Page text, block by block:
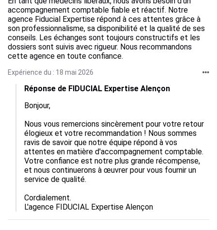
accompagnement comptable fiable et réactif. Notre
agence Fiducial Expertise répond à ces attentes grâce à
son professionnalisme, sa disponibilité et la qualité de ses
conseils. Les échanges sont toujours constructifs et les
dossiers sont suivis avec rigueur. Nous recommandons
cette agence en toute confiance.
Expérience du : 18 mai 2026
Réponse de FIDUCIAL Expertise Alençon
Bonjour,
Nous vous remercions sincèrement pour votre retour
élogieux et votre recommandation ! Nous sommes
ravis de savoir que notre équipe répond à vos
attentes en matière d'accompagnement comptable.
Votre confiance est notre plus grande récompense,
et nous continuerons à œuvrer pour vous fournir un
service de qualité.
Cordialement.
L'agence FIDUCIAL Expertise Alençon